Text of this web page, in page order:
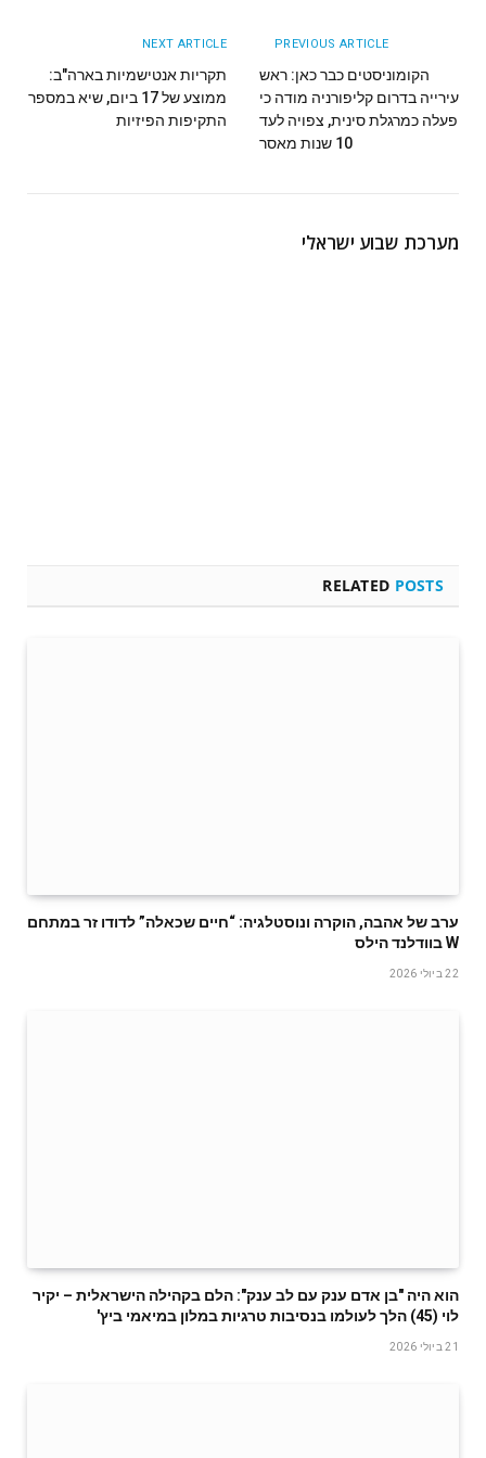
PREVIOUS ARTICLE
הקומוניסטים כבר כאן: ראש
עירייה בדרום קליפורניה מודה כי
פעלה כמרגלת סינית, צפויה לעד
10 שנות מאסר
NEXT ARTICLE
תקריות אנטישמיות בארה"ב:
ממוצע של 17 ביום, שיא במספר
התקיפות הפיזיות
מערכת שבוע ישראלי
RELATED POSTS
ערב של אהבה, הוקרה ונוסטלגיה: “חיים שכאלה” לדודו זר במתחם
W בוודלנד הילס
22 ביולי 2026
הוא היה "בן אדם ענק עם לב ענק": הלם בקהילה הישראלית – יקיר
לוי (45) הלך לעולמו בנסיבות טרגיות במלון במיאמי ביץ'
21 ביולי 2026